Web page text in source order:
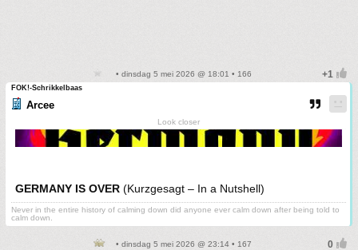
• dinsdag 5 mei 2026 @ 18:01 • 166
FOK!-Schrikkelbaas
Arcee
Look closer
GERMANY IS OVER (Kurzgesagt – In a Nutshell)
Never in the entire history of calming down did anyone ever calm down after being told to
calm down.
• dinsdag 5 mei 2026 @ 23:14 • 167